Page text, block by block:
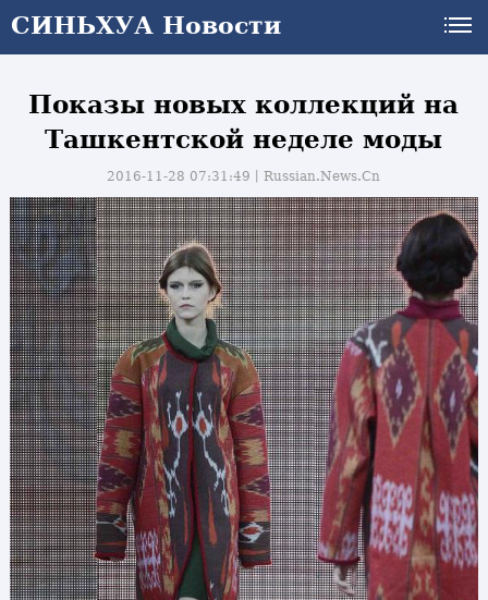
СИНЬХУА Новости
Показы новых коллекций на
Ташкентской неделе моды
2016-11-28 07:31:49丨Russian.News.Cn